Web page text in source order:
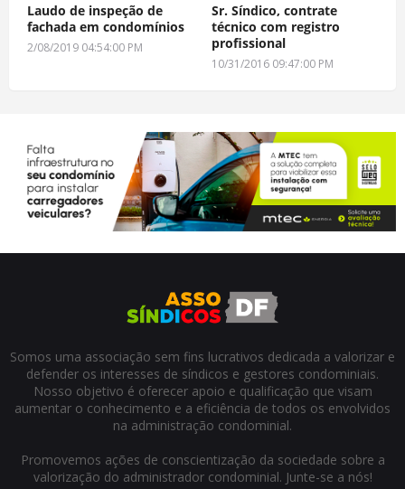
Laudo de inspeção de
fachada em condomínios
2/08/2019 04:54:00 PM
Sr. Síndico, contrate
técnico com registro
profissional
10/31/2016 09:47:00 PM
Somos uma associação sem fins lucrativos dedicada a valorizar e
defender os interesses de síndicos e gestores condominiais.
Nosso objetivo é oferecer apoio e qualificação que visam
aumentar o conhecimento e a eficiência de todos os envolvidos
na administração condominial.
Promovemos ações de conscientização da sociedade sobre a
valorização do administrador condominial. Junte-se a nós!